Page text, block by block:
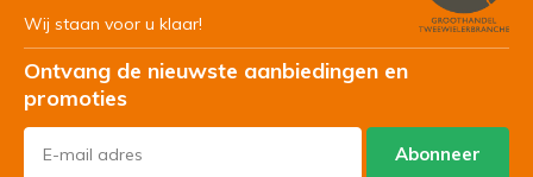
Wij staan voor u klaar!
Ontvang de nieuwste aanbiedingen en
promoties
Abonneer